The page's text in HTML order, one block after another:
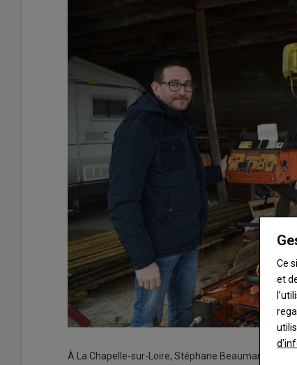
À La Chapelle-sur-Loire, Stéphane Beaumard
Ce
et